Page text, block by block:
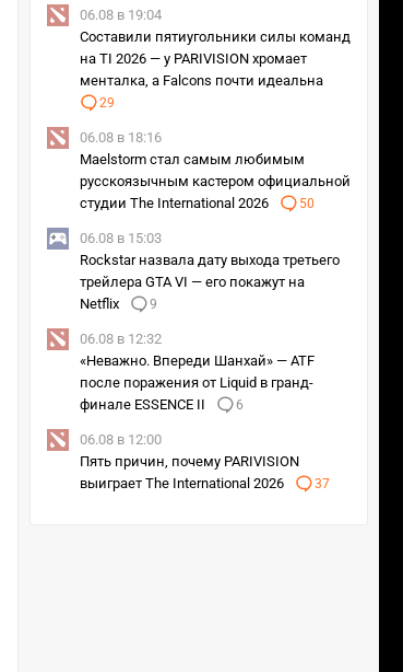
06.08 в 19:04
Составили пятиугольники силы команд
на TI 2026 — у PARIVISION хромает
менталка, а Falcons почти идеальна
29
06.08 в 18:16
Maelstorm стал самым любимым
русскоязычным кастером официальной
студии The International 2026
50
06.08 в 15:03
Rockstar назвала дату выхода третьего
трейлера GTA VI — его покажут на
Netflix
9
06.08 в 12:32
«Неважно. Впереди Шанхай» — ATF
после поражения от Liquid в гранд-
финале ESSENCE II
6
06.08 в 12:00
Пять причин, почему PARIVISION
выиграет The International 2026
37